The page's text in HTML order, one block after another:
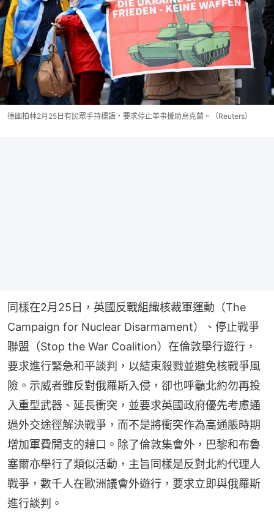
德國柏林2月25日有民眾手持標語，要求停止軍事援助烏克蘭。（Reuters）
同樣在2月25日，英國反戰組織核裁軍運動（The
Campaign for Nuclear Disarmament）、停止戰爭
聯盟（Stop the War Coalition）在倫敦舉行遊行，
要求進行緊急和平談判，以結束殺戮並避免核戰爭風
險。示威者雖反對俄羅斯入侵，卻也呼籲北約勿再投
入重型武器、延長衝突，並要求英國政府優先考慮通
過外交途徑解決戰爭，而不是將衝突作為高通脹時期
增加軍費開支的藉口。除了倫敦集會外，巴黎和布魯
塞爾亦舉行了類似活動，主旨同樣是反對北約代理人
戰爭，數千人在歐洲議會外遊行，要求立即與俄羅斯
進行談判。